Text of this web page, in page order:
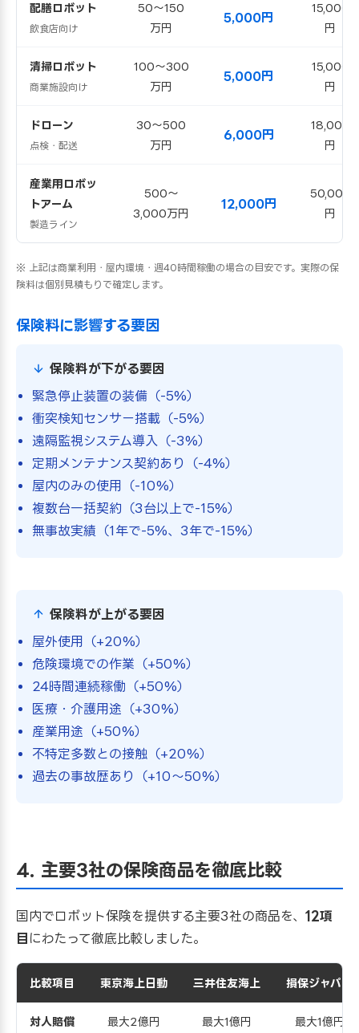
配膳ロボット
飲食店向け
50〜150
万円
5,000円
15,000
円
清掃ロボット
商業施設向け
100〜300
万円
5,000円
15,000
円
ドローン
点検・配送
30〜500
万円
6,000円
18,000
円
産業用ロボッ
トアーム
製造ライン
500〜
3,000万円
12,000円
50,000
円
※ 上記は商業利用・屋内環境・週40時間稼働の場合の目安です。実際の保
険料は個別見積もりで確定します。
保険料に影響する要因
保険料が下がる要因
緊急停止装置の装備（-5%）
衝突検知センサー搭載（-5%）
遠隔監視システム導入（-3%）
定期メンテナンス契約あり（-4%）
屋内のみの使用（-10%）
複数台一括契約（3台以上で-15%）
無事故実績（1年で-5%、3年で-15%）
保険料が上がる要因
屋外使用（+20%）
危険環境での作業（+50%）
24時間連続稼働（+50%）
医療・介護用途（+30%）
産業用途（+50%）
不特定多数との接触（+20%）
過去の事故歴あり（+10〜50%）
4. 主要3社の保険商品を徹底比較
国内でロボット保険を提供する主要3社の商品を、 12項
目 にわたって徹底比較しました。
比較項目 東京海上日動 三井住友海上 損保ジャパン
対人賠償 最大2億円 最大1億円 最大1億円